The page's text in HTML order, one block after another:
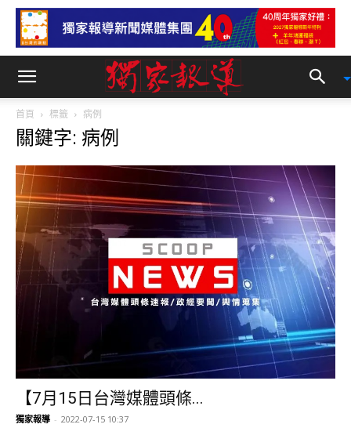
首頁 標籤 病例
關鍵字: 病例
【7月15日台灣媒體頭條...
獨家報導 - 2022-07-15 10:37